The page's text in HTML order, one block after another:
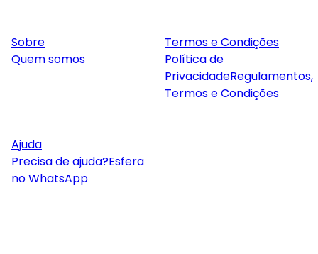
Sobre
Quem somos
Termos e Condições
Política de
PrivacidadeRegulamentos,
Termos e Condições
Ajuda
Precisa de ajuda?Esfera
no WhatsApp